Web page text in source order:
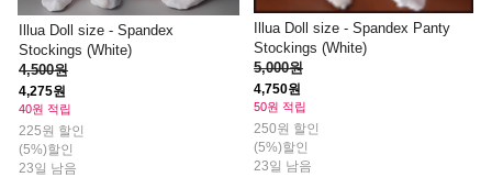
Illua Doll size - Spandex
Stockings (White)
4,500원
4,275원
40원 적립
225원 할인
(5%)할인
23일 남음
Illua Doll size - Spandex Panty
Stockings (White)
5,000원
4,750원
50원 적립
250원 할인
(5%)할인
23일 남음